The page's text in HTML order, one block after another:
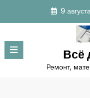
содержимому
9
Всё
Ремонт,